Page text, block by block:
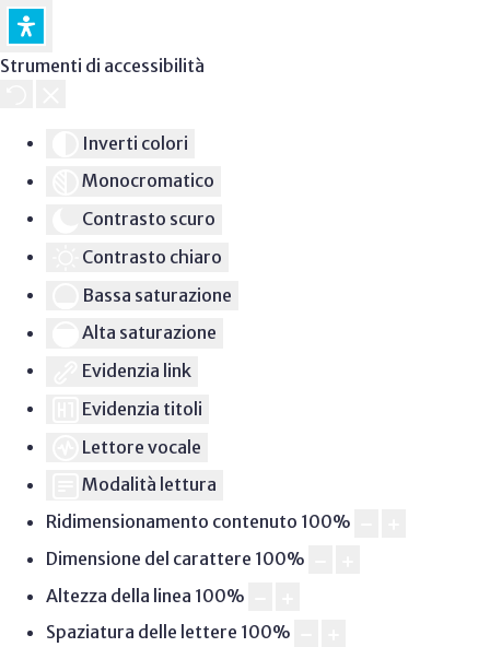
Strumenti di accessibilità
Inverti colori
Monocromatico
Contrasto scuro
Contrasto chiaro
Bassa saturazione
Alta saturazione
Evidenzia link
Evidenzia titoli
Lettore vocale
Modalità lettura
Ridimensionamento contenuto 100%
Dimensione del carattere 100%
Altezza della linea 100%
Spaziatura delle lettere 100%